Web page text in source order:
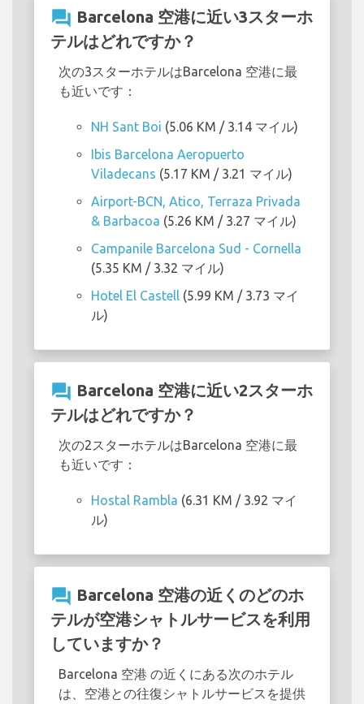
question_answer Barcelona 空港に近い3スターホ
テルはどれですか？
次の3スターホテルはBarcelona 空港に最
も近いです：
NH Sant Boi (5.06 KM / 3.14 マイル)
Ibis Barcelona Aeropuerto
Viladecans (5.17 KM / 3.21 マイル)
Airport-BCN, Atico, Terraza Privada
& Barbacoa (5.26 KM / 3.27 マイル)
Campanile Barcelona Sud - Cornella
(5.35 KM / 3.32 マイル)
Hotel El Castell (5.99 KM / 3.73 マイ
ル)
question_answer Barcelona 空港に近い2スターホ
テルはどれですか？
次の2スターホテルはBarcelona 空港に最
も近いです：
Hostal Rambla (6.31 KM / 3.92 マイ
ル)
question_answer Barcelona 空港の近くのどのホ
テルが空港シャトルサービスを利用
していますか？
Barcelona 空港 の近くにある次のホテル
は、空港との往復シャトルサービスを提供